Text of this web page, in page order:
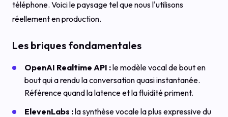
téléphone. Voici le paysage tel que nous l'utilisons
réellement en production.
Les briques fondamentales
OpenAI Realtime API :le modèle vocal de bout en
bout qui a rendu la conversation quasi instantanée.
Référence quand la latence et la fluidité priment.
ElevenLabs :la synthèse vocale la plus expressive du